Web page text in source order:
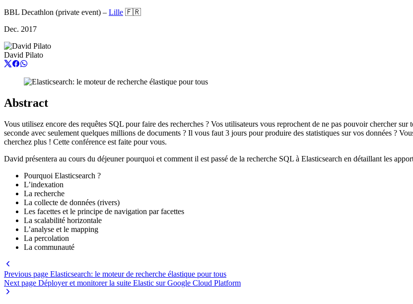
BBL Decathlon (private event) – Lille 🇫🇷
Dec. 2017
David Pilato
Abstract
Vous utilisez encore des requêtes SQL pour faire des recherches ? Vos utilisateurs vous reprochent de ne pas pouvoir chercher
seconde avec seulement quelques millions de documents ? Il vous faut 3 jours pour produire des statistiques sur vos données ?
cherchez plus ! Cette conférence est faite pour vous.
David présentera au cours du déjeuner pourquoi et comment il est passé de la recherche SQL à Elasticsearch en détaillant les
Pourquoi Elasticsearch ?
L’indexation
La recherche
La collecte de données (rivers)
Les facettes et le principe de navigation par facettes
La scalabilité horizontale
L’analyse et le mapping
La percolation
La communauté
Previous page Elasticsearch: le moteur de recherche élastique pour tous
Next page Déployer et monitorer la suite Elastic sur Google Cloud Platform